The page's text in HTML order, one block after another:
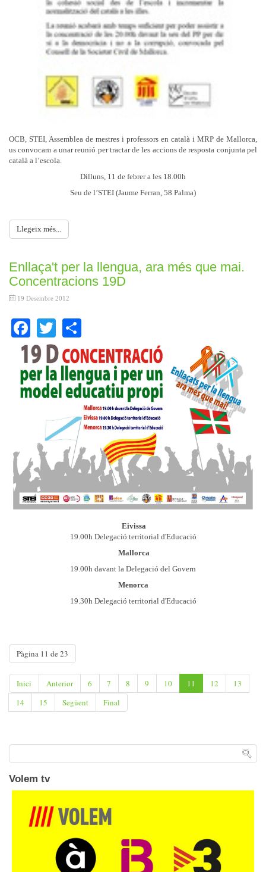
OCB, STEI, Assemblea de mestres i professors en català i MRP de Mallorca,
us convocam a unar reunió per tractar de les accions de resposta conjunta pel
català a l’escola.
Dilluns, 11 de febrer a les 18.00h
Seu de l’STEI (Jaume Ferran, 58 Palma)
Llegeix més...
Enllaça't per la llengua, ara més que mai.
Concentracions 19D
19 Desembre 2012
Facebook
Twitter
Eivissa
19.00h Delegació territorial d'Educació
Mallorca
19.00h davant la Delegació del Govern
Menorca
19.30h Delegació territorial d'Educació
Pàgina 11 de 23
Inici Anterior 6 7 8 9 10 11 12
13
14
15 Següent Final
Volem tv